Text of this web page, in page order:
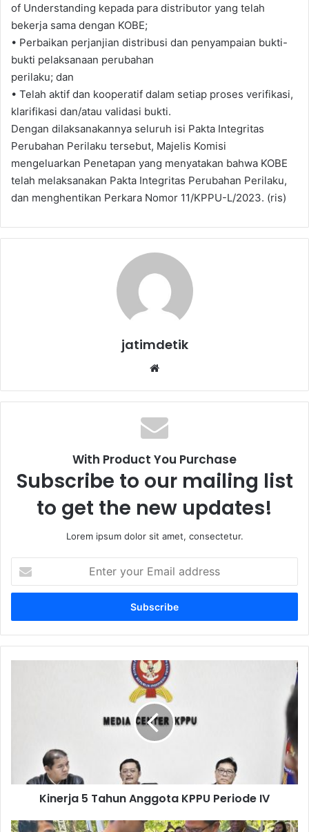
of Understanding kepada para distributor yang telah
bekerja sama dengan KOBE;
• Perbaikan perjanjian distribusi dan penyampaian bukti-
bukti pelaksanaan perubahan
perilaku; dan
• Telah aktif dan kooperatif dalam setiap proses verifikasi,
klarifikasi dan/atau validasi bukti.
Dengan dilaksanakannya seluruh isi Pakta Integritas
Perubahan Perilaku tersebut, Majelis Komisi
mengeluarkan Penetapan yang menyatakan bahwa KOBE
telah melaksanakan Pakta Integritas Perubahan Perilaku,
dan menghentikan Perkara Nomor 11/KPPU-L/2023. (ris)
jatimdetik
te
With Product You Purchase
Subscribe to our mailing list
to get the new updates!
Lorem ipsum dolor sit amet, consectetur.
t
r
y
e
T
u
Kinerja 5 Tahun Anggota KPPU Periode IV
J